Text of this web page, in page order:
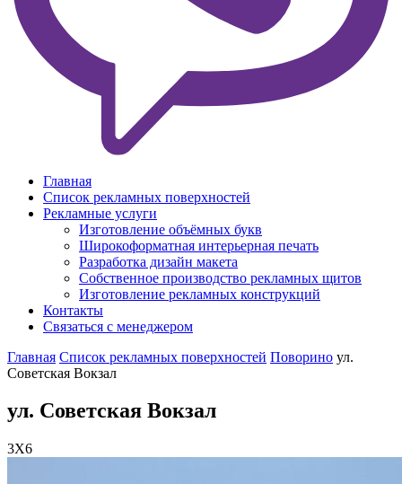
Главная
Список рекламных поверхностей
Рекламные услуги
Изготовление объёмных букв
Широкоформатная интерьерная печать
Разработка дизайн макета
Собственное производство рекламных щитов
Изготовление рекламных конструкций
Контакты
Связаться с менеджером
Главная Список рекламных поверхностей Поворино ул.
Советская Вокзал
ул. Советская Вокзал
3X6